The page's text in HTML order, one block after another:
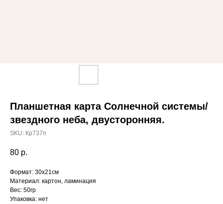
Планшетная карта Солнечной системы/
звездного неба, двусторонняя.
SKU: Кр737п
80 р.
Формат: 30х21см
Материал: картон, ламинация
Вес: 50гр
Упаковка: нет